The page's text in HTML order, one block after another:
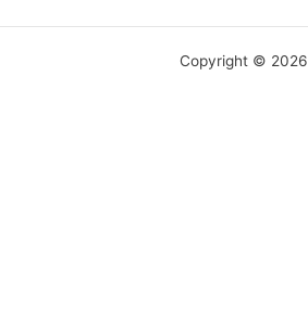
Copyright © 2026